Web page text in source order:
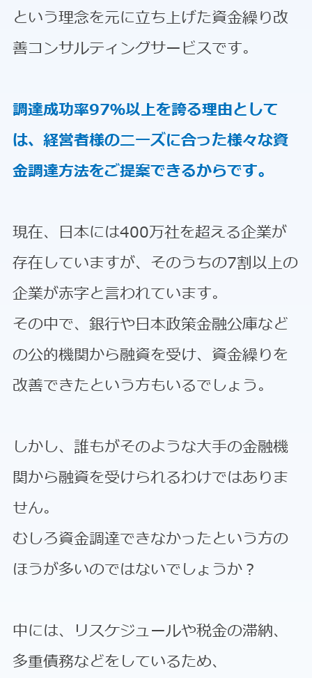
という理念を元に立ち上げた資金繰り改
善コンサルティングサービスです。
調達成功率97％以上を誇る理由として
は、経営者様のニーズに合った様々な資
金調達方法をご提案できるからです。
現在、日本には400万社を超える企業が
存在していますが、そのうちの7割以上の
企業が赤字と言われています。
その中で、銀行や日本政策金融公庫など
の公的機関から融資を受け、資金繰りを
改善できたという方もいるでしょう。
しかし、誰もがそのような大手の金融機
関から融資を受けられるわけではありま
せん。
むしろ資金調達できなかったという方の
ほうが多いのではないでしょうか？
中には、リスケジュールや税金の滞納、
多重債務などをしているため、